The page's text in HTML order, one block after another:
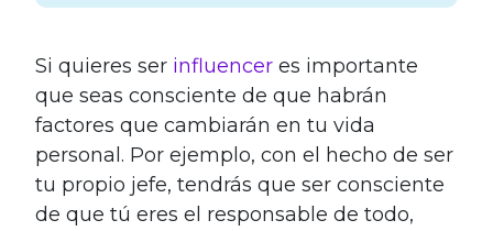
Si quieres ser influencer es importante
que seas consciente de que habrán
factores que cambiarán en tu vida
personal. Por ejemplo, con el hecho de ser
tu propio jefe, tendrás que ser consciente
de que tú eres el responsable de todo,